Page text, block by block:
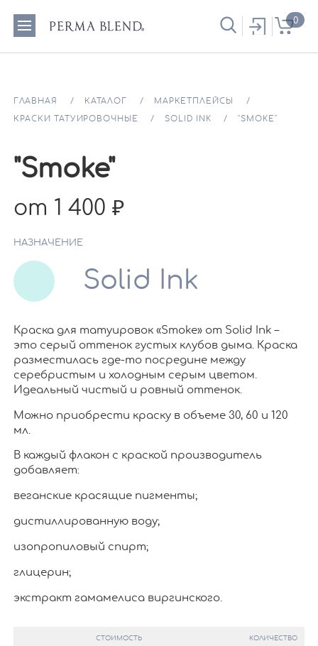
0
ГЛАВНАЯ КАТАЛОГ МАРКЕТПЛЕЙСЫ
КРАСКИ ТАТУИРОВОЧНЫЕ SOLID INK "SMOKE"
"Smoke"
от 1 400
НАЗНАЧЕНИЕ
Solid Ink
Краска для татуировок «Smoke» от Solid Ink –
это серый оттенок густых клубов дыма. Краска
разместилась где-то посредине между
серебристым и холодным серым цветом.
Идеальный чистый и ровный оттенок.
Можно приобрести краску в объеме 30, 60 и 120
мл.
В каждый флакон с краской производитель
добавляет:
веганские красящие пигменты;
дистиллированную воду;
изопропиловый спирт;
глицерин;
экстракт гамамелиса виргинского.
СТОИМОСТЬ КОЛИЧЕСТВО